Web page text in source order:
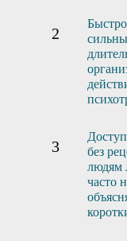
без
людям
часто